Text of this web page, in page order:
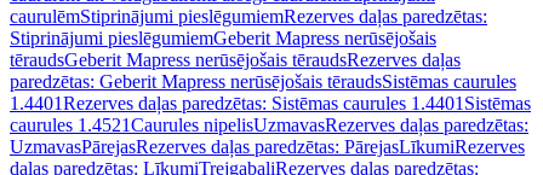
caurulēmStiprinājumi pieslēgumiemRezerves daļas paredzētas:
Stiprinājumi pieslēgumiemGeberit Mapress nerūsējošais
tēraudsGeberit Mapress nerūsējošais tēraudsRezerves daļas
paredzētas: Geberit Mapress nerūsējošais tēraudsSistēmas caurules
1.4401Rezerves daļas paredzētas: Sistēmas caurules 1.4401 Sistēmas
caurules 1.4521Caurules nipelisUzmavasRezerves daļas paredzētas:
UzmavasPārejasRezerves daļas paredzētas: PārejasLīkumiRezerves
daļas paredzētas: LīkumiTrejgabaliRezerves daļas paredzētas: